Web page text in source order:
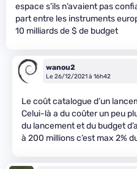
espace s’ils n’avaient pas
part entre les instruments
10 milliards de $ de budget
wanou2
Le 26/12/2021 à 16h42
Le coût catalogue d’un
Celui-là a du coûter un peu
du lancement et du budget
à 200 millions c’est max 2%